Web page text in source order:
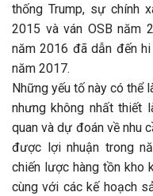
thống Trump, sự chính
2015 và ván OSB năm
năm 2016 đã dẫn đến
năm 2017.
Những yếu tố này có thể
nhưng không nhất thiết
quan và dự đoán về nhu
được lợi nhuận trong
chiến lược hàng tồn kho
cùng với các kế hoạch